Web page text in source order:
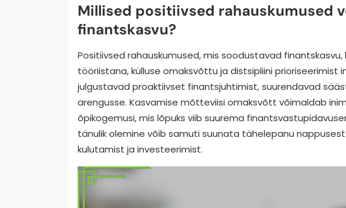
Millised positiivsed rahauskumused
finantskasvu?
Positiivsed rahauskumused, mis soodustavad
tööriistana, külluse omaksvõttu ja distsipliini prioriseerimist
julgustavad proaktiivset finantsjuhtimist, suurendavad
arengusse. Kasvamise mõtteviisi omaksvõtt võimaldab
õpikogemusi, mis lõpuks viib suurema
tänulik olemine võib samuti suunata tähelepanu
kulutamist ja investeerimist.